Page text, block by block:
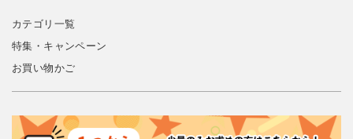
カテゴリ一覧
特集・キャンペーン
お買い物かご